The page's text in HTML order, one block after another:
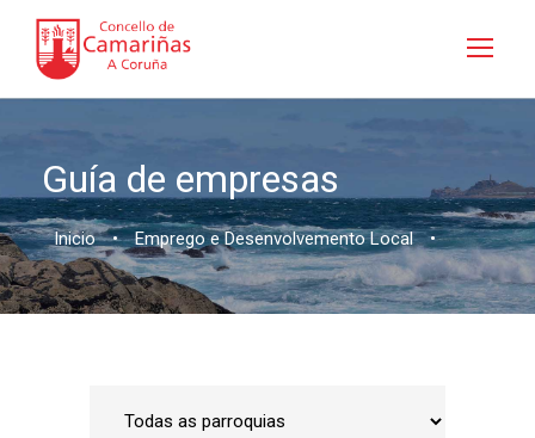
Guía de empresas
Inicio • Emprego e Desenvolvemento Local •